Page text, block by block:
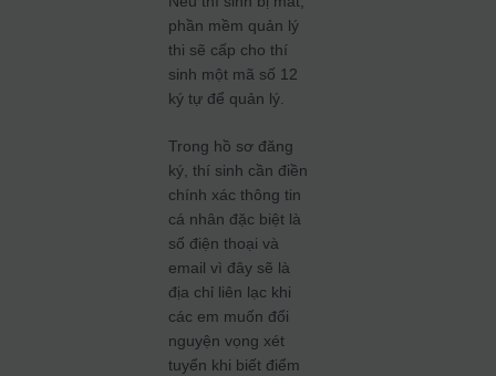
phần mềm quản lý
thi sẽ cấp cho thí
sinh một mã số 12
ký tự để quản lý.
Trong hồ sơ đăng
ký, thí sinh cần điền
chính xác thông tin
cá nhân đặc biệt là
số điện thoại và
email vì đây sẽ là
địa chỉ liên lạc khi
các em muốn đổi
nguyện vọng xét
tuyển khi biết điểm